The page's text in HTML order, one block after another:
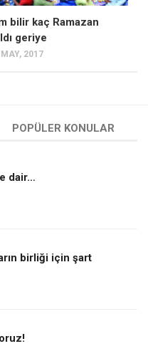
bilir kaç Ramazan
geriye
2017
POPÜLER KONULAR
dair…
birliği için şart